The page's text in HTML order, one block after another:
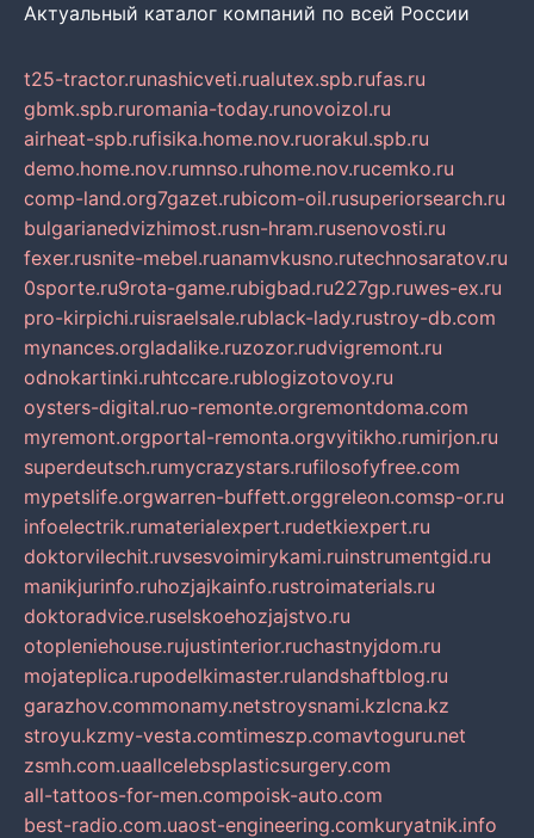
Актуальный каталог компаний по всей России
t25-tractor.runashicveti.rualutex.spb.rufas.ru
gbmk.spb.ruromania-today.runovoizol.ru
airheat-spb.rufisika.home.nov.ruorakul.spb.ru
demo.home.nov.rumnso.ruhome.nov.rucemko.ru
comp-land.org7gazet.rubicom-oil.rusuperiorsearch.ru
bulgarianedvizhimost.rusn-hram.rusenovosti.ru
fexer.rusnite-mebel.ruanamvkusno.rutechnosaratov.ru
0sporte.ru9rota-game.rubigbad.ru227gp.ruwes-ex.ru
pro-kirpichi.ruisraelsale.rublack-lady.rustroy-db.com
mynances.orgladalike.ruzozor.rudvigremont.ru
odnokartinki.ruhtccare.rublogizotovoy.ru
oysters-digital.ruo-remonte.orgremontdoma.com
myremont.orgportal-remonta.orgvyitikho.rumirjon.ru
superdeutsch.rumycrazystars.rufilosofyfree.com
mypetslife.orgwarren-buffett.orggreleon.comsp-or.ru
infoelectrik.rumaterialexpert.rudetkiexpert.ru
doktorvilechit.ruvsesvoimirykami.ruinstrumentgid.ru
manikjurinfo.ruhozjajkainfo.rustroimaterials.ru
doktoradvice.ruselskoehozjajstvo.ru
otopleniehouse.rujustinterior.ruchastnyjdom.ru
mojateplica.rupodelkimaster.rulandshaftblog.ru
garazhov.commonamy.netstroysnami.kzlcna.kz
stroyu.kzmy-vesta.comtimeszp.comavtoguru.net
zsmh.com.uaallcelebsplasticsurgery.com
all-tattoos-for-men.compoisk-auto.com
best-radio.com.uaost-engineering.comkuryatnik.info